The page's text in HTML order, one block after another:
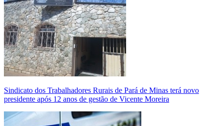
Sindicato dos Trabalhadores Rurais de Pará de Minas terá novo
presidente após 12 anos de gestão de Vicente Moreira